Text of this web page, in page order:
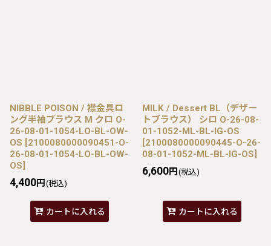
NIBBLE POISON / 襟金具ロ
ング半袖ブラウス M クロ O-
26-08-01-1054-LO-BL-OW-
OS [2100080000090451-O-
26-08-01-1054-LO-BL-OW-
OS]
4,400円 (税込)
カートに入れる
MILK / Dessert BL（デザー
トブラウス） シロ O-26-08-
01-1052-ML-BL-IG-OS
[2100080000090445-O-26-
08-01-1052-ML-BL-IG-OS]
6,600円 (税込)
カートに入れる